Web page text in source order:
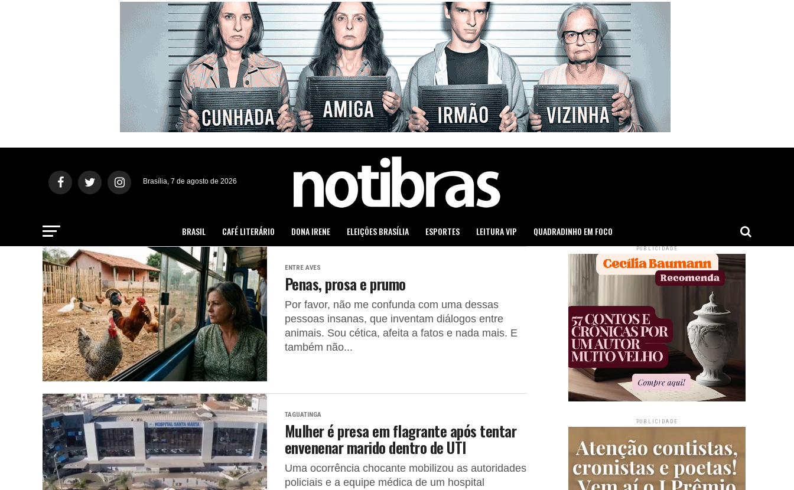
Brasília, 7 de agosto de 2026
BRASIL CAFÉ LITERÁRIO DONA IRENE ELEIÇÕES BRASÍLIA ESPORTES LEITURA VIP QUADRADINHO EM FOCO
ENTRE AVES
Penas, prosa e prumo
Por favor, não me confunda com uma dessas
pessoas insanas, que inventam diálogos entre
animais. Sou cética, afeita a fatos e nada mais. E
também não...
TAGUATINGA
Mulher é presa em flagrante após tentar
envenenar marido dentro de UTI
Uma ocorrência chocante mobilizou as autoridades
policiais e a equipe médica de um hospital
PUBLICIDADE
PUBLICIDADE